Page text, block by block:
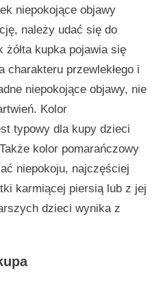
niepokojące objawy
należy udać się do
żółta kupka pojawia się
charakteru przewlekłego i
niepokojące objawy, nie
Kolor
typowy dla kupy dzieci
kolor pomarańczowy
niepokoju, najczęściej
karmiącej piersią lub z jej
dzieci wynika z